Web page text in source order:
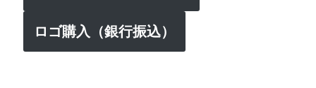
ロゴ購入（銀行振込）